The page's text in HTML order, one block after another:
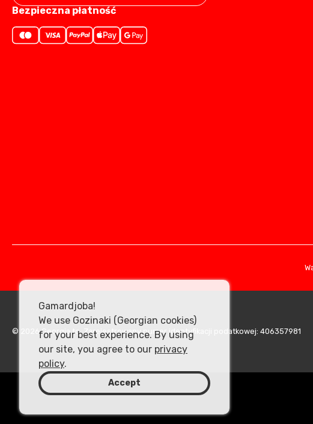
Bezpieczna płatność
© 2026 Georgia.to. Zarejestrowany numer identyfikacji podatkowej: 406357981
Gamardjoba!
We use Gozinaki (Georgian cookies)
for your best experience. By using
our site, you agree to our privacy
policy.
Accept